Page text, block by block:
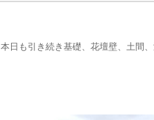
本日も引き続き基礎、花壇壁、土間